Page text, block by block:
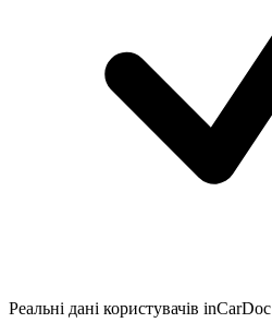
Реальні дані користувачів inCarDoc